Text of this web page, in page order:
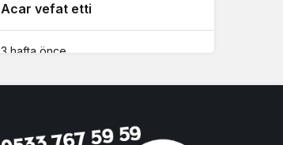
Acar vefat etti
3 hafta önce
4 hafta önce